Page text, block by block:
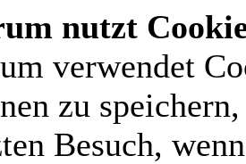
nutzt
verwendet
zu
Besuch,